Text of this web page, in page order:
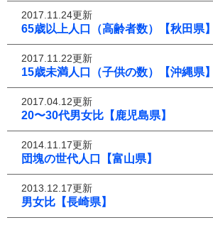
2017.11.24更新
65歳以上人口（高齢者数）【秋田県】
2017.11.22更新
15歳未満人口（子供の数）【沖縄県】
2017.04.12更新
20〜30代男女比【鹿児島県】
2014.11.17更新
団塊の世代人口【富山県】
2013.12.17更新
男女比【長崎県】